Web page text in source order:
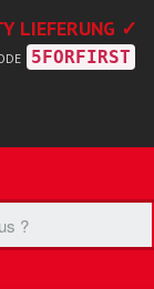
LIEFERUNG ✓
5FORFIRST